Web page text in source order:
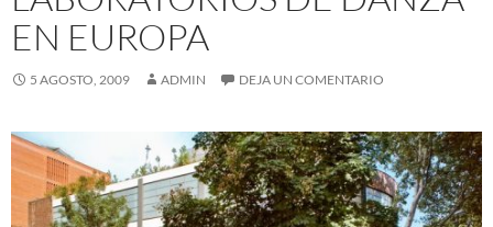
EN EUROPA
5 AGOSTO, 2009 ADMIN DEJA UN COMENTARIO